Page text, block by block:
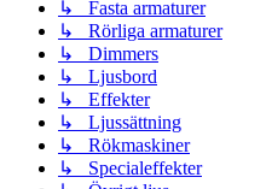
↳ Fasta armaturer
↳ Rörliga armaturer
↳ Dimmers
↳ Ljusbord
↳ Effekter
↳ Ljussättning
↳ Rökmaskiner
↳ Specialeffekter